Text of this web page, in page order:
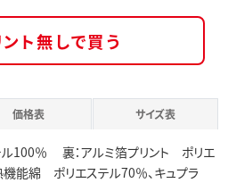
ト無しで買う
価格表 サイズ表
ル100％ 裏：アルミ箔プリント ポリエ
能綿 ポリエステル70％、キュプラ